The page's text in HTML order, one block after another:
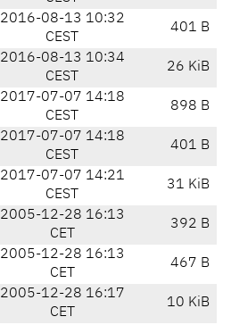
2016-08-13 10:32
CEST
401 B
2016-08-13 10:34
CEST
26 KiB
2017-07-07 14:18
CEST
898 B
2017-07-07 14:18
CEST
401 B
2017-07-07 14:21
CEST
31 KiB
2005-12-28 16:13
CET
392 B
2005-12-28 16:13
CET
467 B
2005-12-28 16:17
CET
10 KiB